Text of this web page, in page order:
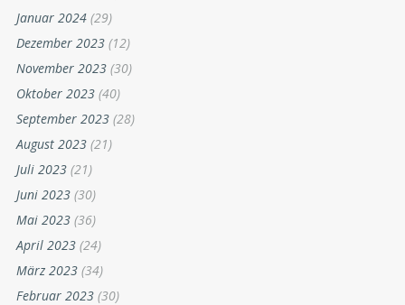
Januar 2024 (29)
Dezember 2023 (12)
November 2023 (30)
Oktober 2023 (40)
September 2023 (28)
August 2023 (21)
Juli 2023 (21)
Juni 2023 (30)
Mai 2023 (36)
April 2023 (24)
März 2023 (34)
Februar 2023 (30)